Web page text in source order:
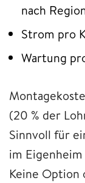
nach
Strom pro
Wartung
(20 % der
Sinnvoll für
im
Keine Option